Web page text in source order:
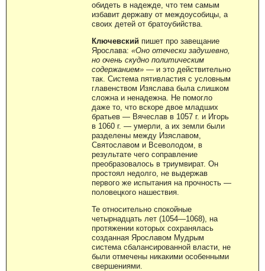
обидеть в надежде, что тем самым
избавит державу от междоусобицы, а
своих детей от братоубийства.
Ключевский пишет про завещание
Ярослава: «Оно отечески задушевно,
но очень скудно политическим
содержанием» — и это действительно
так. Система пятивластия с условным
главенством Изяслава была слишком
сложна и ненадежна. Не помогло
даже то, что вскоре двое младших
братьев — Вячеслав в 1057 г. и Игорь
в 1060 г. — умерли, а их земли были
разделены между Изяславом,
Святославом и Всеволодом, в
результате чего соправление
преобразовалось в триумвират. Он
простоял недолго, не выдержав
первого же испытания на прочность —
половецкого нашествия.
Те относительно спокойные
четырнадцать лет (1054—1068), на
протяжении которых сохранялась
созданная Ярославом Мудрым
система сбалансированной власти, не
были отмечены никакими особенными
свершениями.